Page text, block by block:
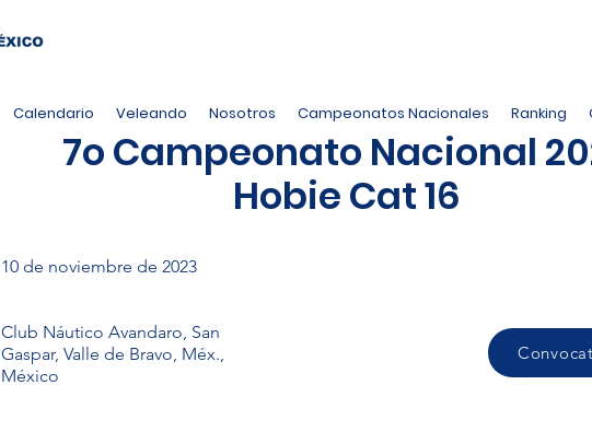
Calendario Veleando Nosotros Campeonatos Nacionales Ranking
7o Campeonato Nacional
Hobie Cat 16
10 de noviembre de 2023
Club Náutico Avandaro, San
Gaspar, Valle de Bravo, Méx.,
México